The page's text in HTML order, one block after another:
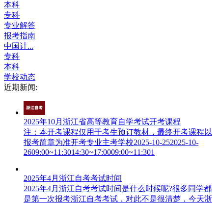
本科
专科
专业解答
报考指南
中国计...
专科
本科
学校动态
近期新闻:
2025年10月浙江省高等教育自学考试开考课程
注：本开考课程仅用于考生预订教材，最终开考课程以
报考简章为准开考专业主考学校2025-10-252025-10-
2609:00~11:3014:30~17:0009:00~11:301
2025年4月浙江自考考试时间
2025年4月浙江自考考试时间是什么时候呢?很多同学都
是第一次报考浙江自考考试，对此不是很清楚，今天浙